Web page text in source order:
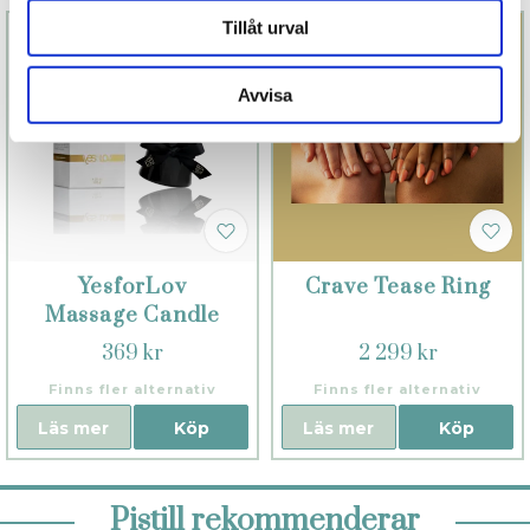
Tillåt urval
Avvisa
YesforLov
Massage Candle
369 kr
Finns fler alternativ
Köp
Läs mer
Crave Tease Ring
2 299 kr
Finns fler alternativ
Köp
Läs mer
Pistill rekommenderar